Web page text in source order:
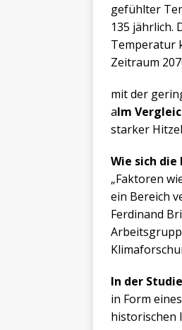
gefühlter
135 jährlich.
Temperatur
Zeitraum
mit der
aIm
starker
Wie sich
„Faktoren
ein Bereich
Ferdinand
In der
in Form
historischen